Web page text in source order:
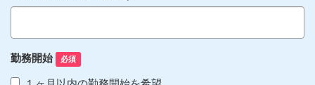
勤務開始 必須